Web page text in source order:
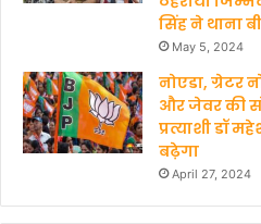
सिंह ने थाना
May 5, 2024
नोएडा, ग्रेटर
और जेवर की
प्रत्याशी डॉ
बढ़ेगा
April 27, 2024